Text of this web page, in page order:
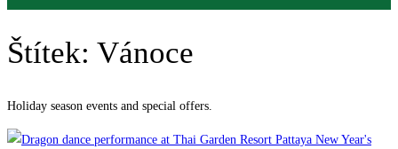
Štítek: Vánoce
Holiday season events and special offers.